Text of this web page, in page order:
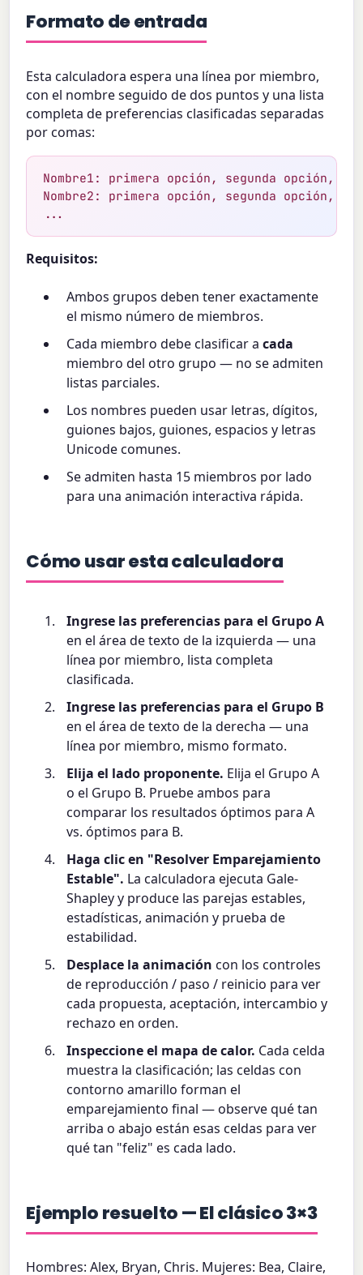
Formato de entrada
Esta calculadora espera una línea por miembro,
con el nombre seguido de dos puntos y una lista
completa de preferencias clasificadas separadas
por comas:
Nombre1: primera opción, segunda
Nombre2: primera opción, segunda opción,
...
Requisitos:
Ambos grupos deben tener exactamente
el mismo número de miembros.
Cada miembro debe clasificar acada
miembro del otro grupo — no se admiten
listas parciales.
Los nombres pueden usar letras, dígitos,
guiones bajos, guiones, espacios y letras
Unicode comunes.
Se admiten hasta 15 miembros por lado
para una animación interactiva rápida.
Cómo usar esta calculadora
Ingrese las preferencias para el Grupo A
en el área de texto de la izquierda — una
línea por miembro, lista completa
clasificada.
Ingrese las preferencias para el Grupo B
en el área de texto de la derecha — una
línea por miembro, mismo formato.
Elija el lado proponente. Elija el Grupo A
o el Grupo B. Pruebe ambos para
comparar los resultados óptimos para A
vs. óptimos para B.
Haga clic en "Resolver Emparejamiento
Estable". La calculadora ejecuta Gale-
Shapley y produce las parejas estables,
estadísticas, animación y prueba de
estabilidad.
Desplace la animación con los controles
de reproducción / paso / reinicio para ver
cada propuesta, aceptación, intercambio y
rechazo en orden.
Inspeccione el mapa de calor. Cada celda
muestra la clasificación; las celdas con
contorno amarillo forman el
emparejamiento final — observe qué tan
arriba o abajo están esas celdas para ver
qué tan "feliz" es cada lado.
Ejemplo resuelto — El clásico 3×3
Hombres: Alex, Bryan, Chris. Mujeres: Bea, Claire,